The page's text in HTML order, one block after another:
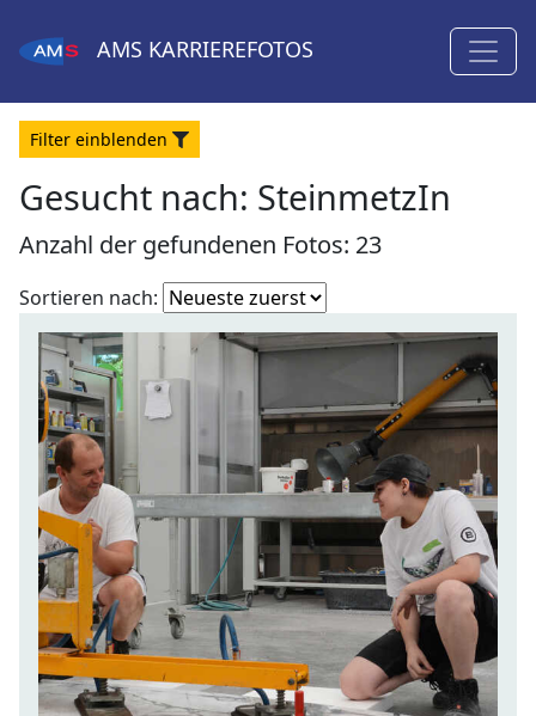
AMS KARRIEREFOTOS
Filter einblenden
Gesucht nach: SteinmetzIn
Anzahl der gefundenen Fotos: 23
Sortieren nach: